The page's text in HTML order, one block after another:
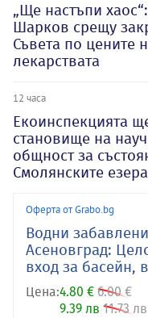
„Ще настъпи
Шарков срещу
Съвета по цените
лекарствата
12 часа
Екоинспекцията
становище на
общност за
Смолянските езера
Оферта от Grabo.bg
Водни
Асеновград:
вход за басейн,
Цена:4.80 € 6.00 €
9.39 лв 11.73 лв